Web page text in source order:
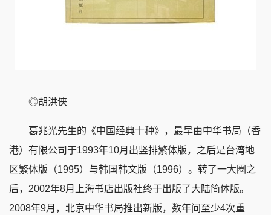
◎胡洪侠
葛兆光先生的《中国经典十种》，最早由中华书局（香
港）有限公司于1993年10月出竖排繁体版，之后是台湾地
区繁体版（1995）与韩国韩文版（1996）。转了一大圈之
后，2002年8月上海书店出版社终于出版了大陆简体版。
2008年9月，北京中华书局推出新版，数年间至少4次重